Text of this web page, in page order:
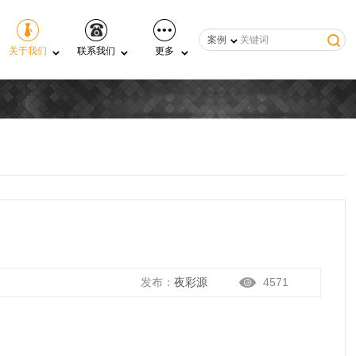
案例
关于我们
联系我们 更多
4571
发布： 夜彩源